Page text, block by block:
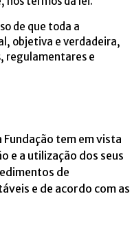
de que toda a
objetiva e verdadeira,
regulamentares e
tem em vista
e a utilização dos seus
de
e de acordo com as